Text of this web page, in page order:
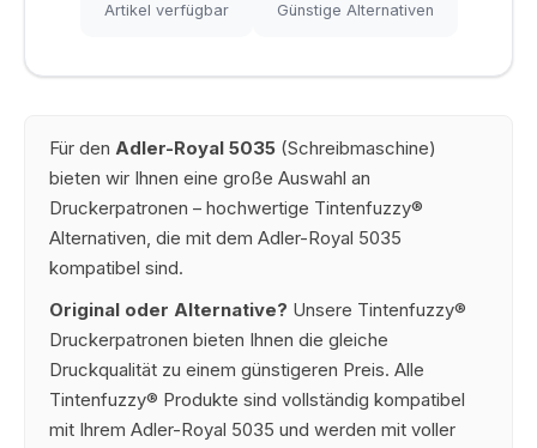
Artikel verfügbar Günstige Alternativen
Für den Adler-Royal 5035 (Schreibmaschine)
bieten wir Ihnen eine große Auswahl an
Druckerpatronen – hochwertige Tintenfuzzy®
Alternativen, die mit dem Adler-Royal 5035
kompatibel sind.
Original oder Alternative? Unsere Tintenfuzzy®
Druckerpatronen bieten Ihnen die gleiche
Druckqualität zu einem günstigeren Preis. Alle
Tintenfuzzy® Produkte sind vollständig kompatibel
mit Ihrem Adler-Royal 5035 und werden mit voller